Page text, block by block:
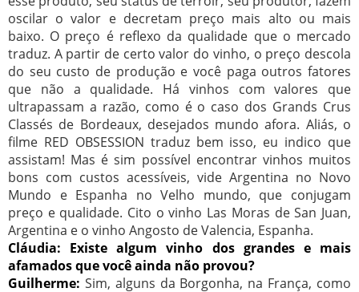
oscilar o valor e decretam preço mais alto ou mais
baixo. O preço é reflexo da qualidade que o mercado
traduz. A partir de certo valor do vinho, o preço descola
do seu custo de produção e você paga outros fatores
que não a qualidade. Há vinhos com valores que
ultrapassam a razão, como é o caso dos Grands Crus
Classés de Bordeaux, desejados mundo afora. Aliás, o
filme RED OBSESSION traduz bem isso, eu indico que
assistam! Mas é sim possível encontrar vinhos muitos
bons com custos acessíveis, vide Argentina no Novo
Mundo e Espanha no Velho mundo, que conjugam
preço e qualidade. Cito o vinho Las Moras de San Juan,
Argentina e o vinho Angosto de Valencia, Espanha.
Cláudia: Existe algum vinho dos grandes e mais
afamados que você ainda não provou?
Guilherme: Sim, alguns da Borgonha, na França, como